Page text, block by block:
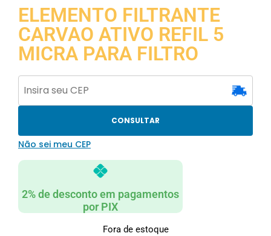
ELEMENTO FILTRANTE
CARVAO ATIVO REFIL 5
MICRA PARA FILTRO
CONSULTAR
Não sei meu CEP
2% de desconto em pagamentos
por PIX
Fora de estoque